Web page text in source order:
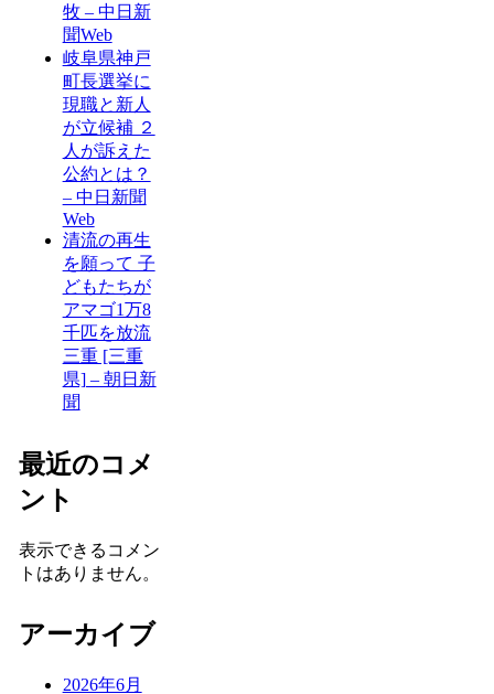
牧 – 中日新
聞Web
岐阜県神戸
町長選挙に
現職と新人
が立候補 ２
人が訴えた
公約とは？
– 中日新聞
Web
清流の再生
を願って 子
どもたちが
アマゴ1万8
千匹を放流
三重 [三重
県] – 朝日新
聞
最近のコメ
ント
表示できるコメン
トはありません。
アーカイブ
2026年6月